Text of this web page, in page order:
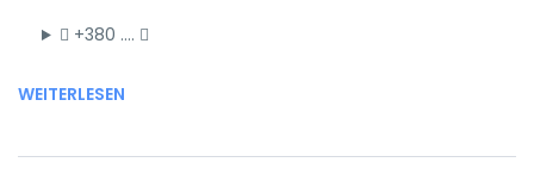
+380 ….
WEITERLESEN